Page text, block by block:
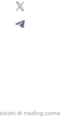
di trading come